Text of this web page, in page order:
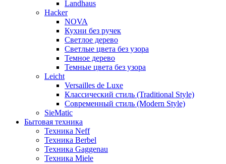
Landhaus
Hacker
NOVA
Кухни без ручек
Светлое дерево
Светлые цвета без узора
Темное дерево
Темные цвета без узора
Leicht
Versailles de Luxe
Классический стиль (Traditional Style)
Современный стиль (Modern Style)
SieMatic
Бытовая техника
Техника Neff
Техника Berbel
Техника Gaggenau
Техника Miele